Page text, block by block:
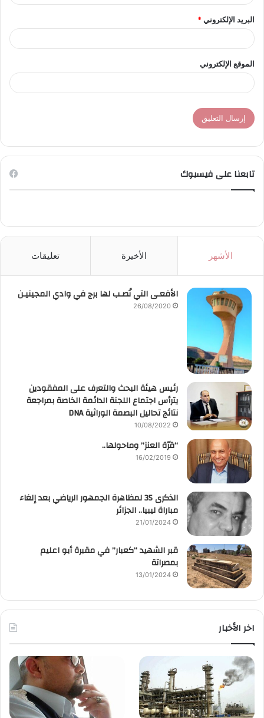
البريد الإلكتروني*
الموقع الإلكتروني
تابعنا على فيسبوك
الأشهر الأخيرة تعليقات
الأفعـى التي نُصـب لها برج في وادي المجينيـن
26/08/2020
رئيس هيئة البحث والتعرف على المفقودين
يترأس اجتماع اللجنة الدائمة الخاصة بمراجعة
نتائج تحاليل البصمة الوراثية DNA
10/08/2022
“قرّة العنز” وماحولها..
16/02/2019
الذكرى 35 لمظاهرة الجمهور الرياضي بعد إلغاء
مباراة ليبيا.. الجزائر
21/01/2024
قبر الشهيد “كعبار” في مقبرة أبو اعليم
بمصراتة
13/01/2024
اخر الأخبار